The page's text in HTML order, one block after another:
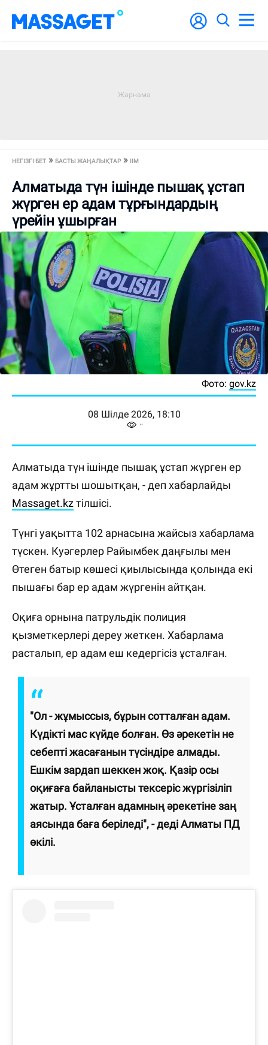
НЕГІЗГІ БЕТ БАСТЫ ЖАҢАЛЫҚТАР ІІМ
Алматыда түн ішінде пышақ ұстап
жүрген ер адам тұрғындардың
үрейін ұшырған
Фото: gov.kz
08 Шілде 2026, 18:10
Алматыда түн ішінде пышақ ұстап жүрген ер
адам жұртты шошытқан, - деп хабарлайды
Massaget.kzтілшісі.
Түнгі уақытта 102 арнасына жайсыз хабарлама
түскен. Куәгерлер Райымбек даңғылы мен
Өтеген батыр көшесі қиылысында қолында екі
пышағы бар ер адам жүргенін айтқан.
Оқиға орнына патрульдік полиция
қызметкерлері дереу жеткен. Хабарлама
расталып, ер адам еш кедергісіз ұсталған.
"Ол - жұмыссыз, бұрын сотталған адам.
Күдікті мас күйде болған. Өз әрекетін не
себепті жасағанын түсіндіре алмады.
Ешкім зардап шеккен жоқ. Қазір осы
оқиғаға байланысты тексеріс жүргізіліп
жатыр. Ұсталған адамның әрекетіне заң
аясында баға беріледі", - деді Алматы ПД
өкілі.